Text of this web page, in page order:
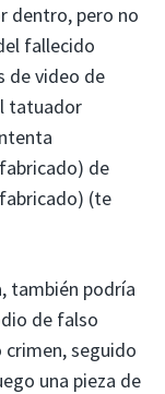
dentro, pero no
fallecido
de video de
tatuador
de
(te
también podría
de falso
seguido
una pieza de